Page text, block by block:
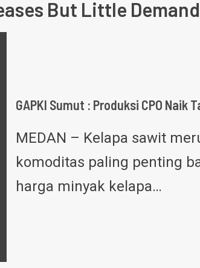
But Little Demand
GAPKI Sumut : Produksi CPO Naik
MEDAN – Kelapa sawit
komoditas paling penting
harga minyak kelapa…